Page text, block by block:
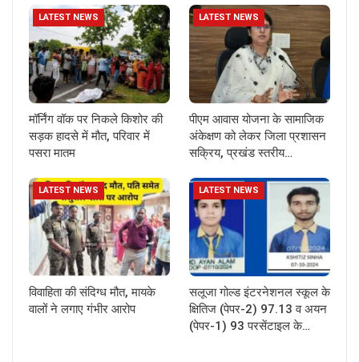
LATEST NEWS
मॉर्निंग वॉक पर निकले किशोर की
सड़क हादसे में मौत, परिवार में
पसरा मातम
LATEST NEWS
पीएम आवास योजना के सामाजिक
अंकेक्षण को लेकर जिला प्रशासन
सक्रिय, प्रखंड स्तरीय…
LATEST NEWS
विवाहिता की संदिग्ध मौत, मायके
वालों ने लगाए गंभीर आरोप
LATEST NEWS
सलूजा गोल्ड इंटरनेशनल स्कूल के
क्षितिज (पेपर-2) 97.13 व अयन
(पेपर-1) 93 परसेंटाइल के…